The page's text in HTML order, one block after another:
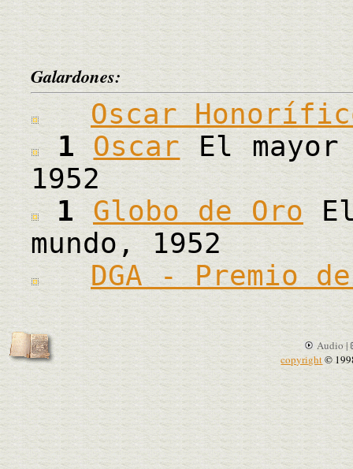
Galardones:
Oscar
1OscarEl mayor
1952
1Globo de OroEl
mundo, 1952
DGA - Premio
Audio |
copyright©